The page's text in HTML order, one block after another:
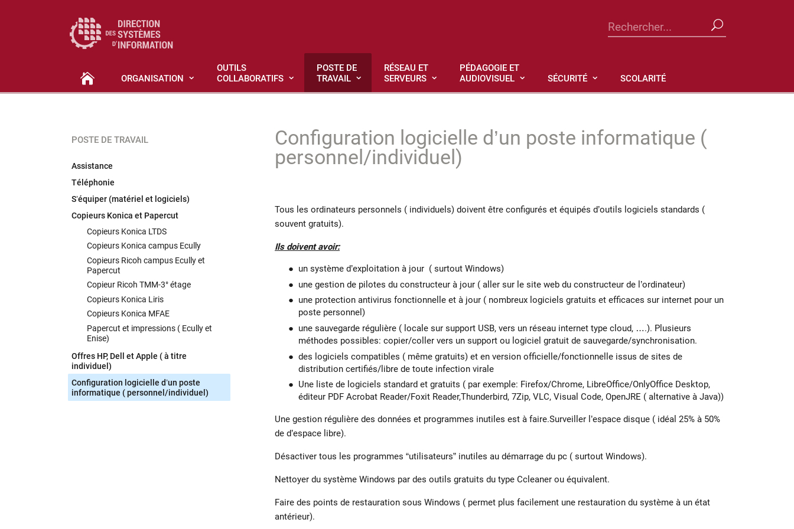
ORGANISATION
OUTILS
COLLABORATIFS
POSTE DE
TRAVAIL
RÉSEAU ET
SERVEURS
PÉDAGOGIE ET
AUDIOVISUEL
SÉCURITÉ SCOLARITÉ
Configuration logicielle d’un poste informatique (
personnel/individuel)
Tous les ordinateurs personnels ( individuels) doivent être configurés et équipés d’outils logiciels standards (
souvent gratuits).
Ils doivent avoir:
un système d’exploitation à jour ( surtout Windows)
une gestion de pilotes du constructeur à jour ( aller sur le site web du constructeur de l’ordinateur)
une protection antivirus fonctionnelle et à jour ( nombreux logiciels gratuits et efficaces sur internet pour un
poste personnel)
une sauvegarde régulière ( locale sur support USB, vers un réseau internet type cloud, ….). Plusieurs
méthodes possibles: copier/coller vers un support ou logiciel gratuit de sauvegarde/synchronisation.
des logiciels compatibles ( même gratuits) et en version officielle/fonctionnelle issus de sites de
distribution certifiés/libre de toute infection virale
Une liste de logiciels standard et gratuits ( par exemple: Firefox/Chrome, LibreOffice/OnlyOffice Desktop,
éditeur PDF Acrobat Reader/Foxit Reader,Thunderbird, 7Zip, VLC, Visual Code, OpenJRE ( alternative à Java))
Une gestion régulière des données et programmes inutiles est à faire.Surveiller l’espace disque ( idéal 25% à 50%
de d’espace libre).
Désactiver tous les programmes “utilisateurs” inutiles au démarrage du pc ( surtout Windows).
Nettoyer du système Windows par des outils gratuits du type Ccleaner ou équivalent.
Faire des points de restauration sous Windows ( permet plus facilement une restauration du système à un état
antérieur).
POSTE DE TRAVAIL
Assistance
Téléphonie
S’équiper (matériel et logiciels)
Copieurs Konica et Papercut
Copieurs Konica LTDS
Copieurs Konica campus Ecully
Copieurs Ricoh campus Ecully et
Papercut
Copieur Ricoh TMM-3° étage
Copieurs Konica Liris
Copieurs Konica MFAE
Papercut et impressions ( Ecully et
Enise)
Offres HP, Dell et Apple ( à titre
individuel)
Configuration logicielle d’un poste
informatique ( personnel/individuel)